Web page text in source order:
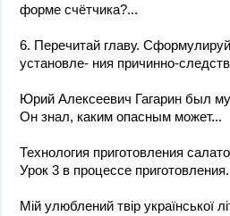
форме счётчика?​...
6. Перечитай главу.
установле- ния причинно-
Юрий Алексеевич Гагарин был
Он знал, каким опасным может...
Технология приготовления
Урок 3 в процессе
Мій улюблений твір української